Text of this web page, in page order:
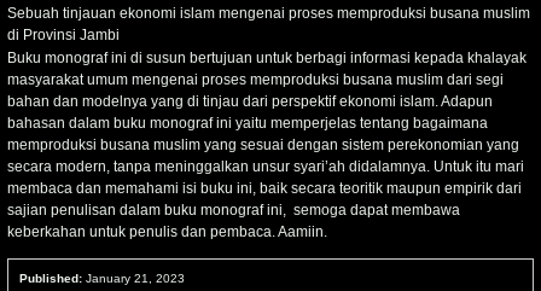
Sebuah tinjauan ekonomi islam mengenai proses memproduksi busana muslim
di Provinsi Jambi
Buku monograf ini di susun bertujuan untuk berbagi informasi kepada khalayak
masyarakat umum mengenai proses memproduksi busana muslim dari segi
bahan dan modelnya yang di tinjau dari perspektif ekonomi islam. Adapun
bahasan dalam buku monograf ini yaitu memperjelas tentang bagaimana
memproduksi busana muslim yang sesuai dengan sistem perekonomian yang
secara modern, tanpa meninggalkan unsur syari’ah didalamnya. Untuk itu mari
membaca dan memahami isi buku ini, baik secara teoritik maupun empirik dari
sajian penulisan dalam buku monograf ini, semoga dapat membawa
keberkahan untuk penulis dan pembaca. Aamiin.
Published: January 21, 2023